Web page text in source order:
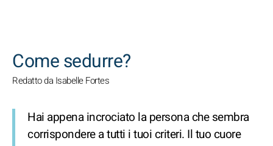
Come sedurre?
Redatto da Isabelle Fortes
Hai appena incrociato la persona che sembra
corrispondere a tutti i tuoi criteri. Il tuo cuore